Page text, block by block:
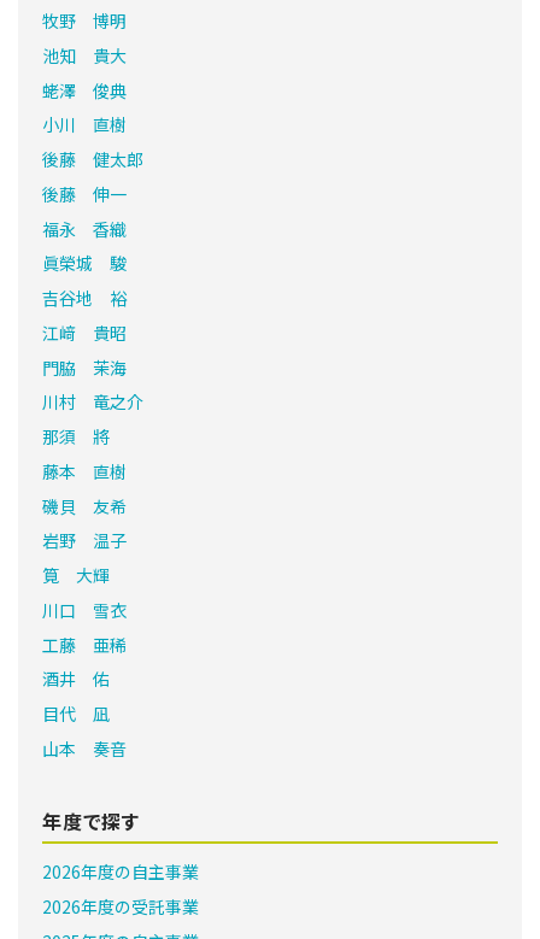
牧野 博明
池知 貴大
蛯澤 俊典
小川 直樹
後藤 健太郎
後藤 伸一
福永 香織
眞榮城 駿
吉谷地 裕
江﨑 貴昭
門脇 茉海
川村 竜之介
那須 將
藤本 直樹
磯貝 友希
岩野 温子
筧 大輝
川口 雪衣
工藤 亜稀
酒井 佑
目代 凪
山本 奏音
年度で探す
2026年度の自主事業
2026年度の受託事業